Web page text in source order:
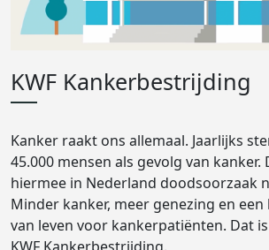
KWF Kankerbestrijding
Kanker raakt ons allemaal. Jaarlijks
45.000 mensen als gevolg van kanker.
hiermee in Nederland doodsoorzaak
Minder kanker, meer genezing en
van leven voor kankerpatiënten. Dat